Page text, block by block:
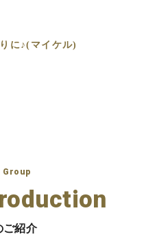
に♪(マイケル)
Group
ご紹介